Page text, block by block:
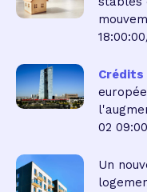
Crédits
02
Un